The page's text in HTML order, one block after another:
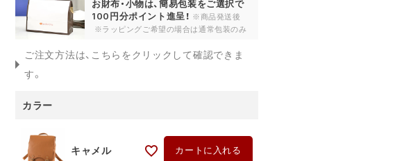
お財布・小物は、簡易包装をご選択で
100円分ポイント進呈！ ※商品発送後
※ラッピングご希望の場合は通常包装のみ
ご注文方法は、こちらをクリックして確認できま
す。
カラー
キャメル カートに入れる